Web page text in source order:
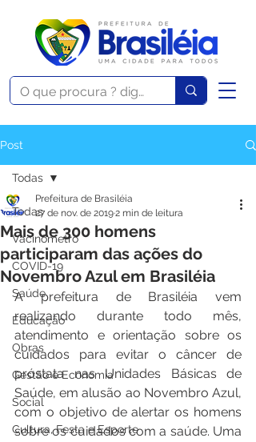
Post
Todas
Vacinômetro
COVID-19
Saúde
Educação
Obras
Gestão e Economia
Social
Cultura, Festa e Esporte
Todas
Mais de 300 homens
participaram das ações do
Novembro Azul em Brasiléia
Prefeitura de Brasiléia
27 de nov. de 20192 min de leitura
A prefeitura de Brasiléia vem
realizando durante todo mês,
atendimento e orientação sobre os
cuidados para evitar o câncer de
próstata nas Unidades Básicas de
Saúde, em alusão ao Novembro Azul,
com o objetivo de alertar os homens
sobre os cuidados com a saúde. Uma